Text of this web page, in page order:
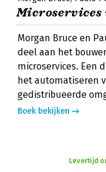
Morgan Bruce en
deel aan het
microservices. Een
het automatiseren
gedistribueerde
Boek bekijken
Levertijd